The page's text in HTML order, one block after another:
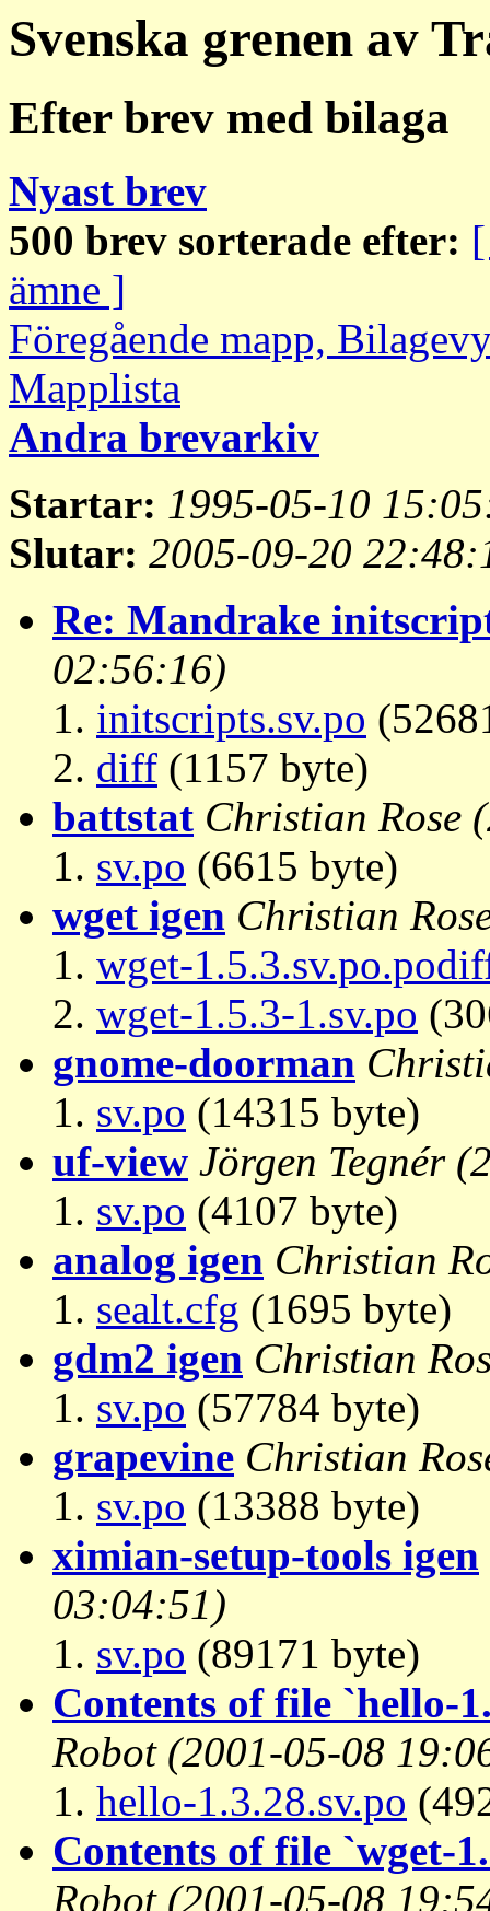
Svenska grenen av
Efter brev med bilaga
Nyast brev
500 brev sorterade efter:
ämne ]
Föregående mapp,
Mapplista
Andra brevarkiv
Startar: 1995-05-10
Slutar: 2005-09-20
Re: Mandrake
02:56:16)
initscripts.sv.po
diff (1157 byte)
battstat Christian Rose
sv.po (6615 byte)
wget igen Christian
wget-
wget-1.5.3-1.sv.po
gnome-doorman
sv.po (14315 byte)
uf-view Jörgen Tegnér
sv.po (4107 byte)
analog igen Christian
sealt.cfg (1695 byte)
gdm2 igen Christian
sv.po (57784 byte)
grapevine Christian
sv.po (13388 byte)
ximian-setup-tools igen
03:04:51)
sv.po (89171 byte)
Contents of file `hello-
Robot (2001-05-08
hello-1.3.28.sv.po
Contents of file `wget-
Robot (2001-05-08